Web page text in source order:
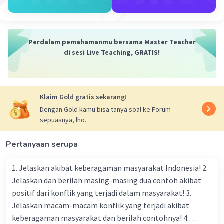
Maafkan saya jika ada kesalahan, terimakasih.
Azza A
Maaf untuk tanda negatif tidak memengaruhi itu
salah yaa
Perdalam pemahamanmu bersama Master Teacher
di sesi Live Teaching, GRATIS!
Klaim Gold gratis sekarang!
Dengan Gold kamu bisa tanya soal ke Forum
sepuasnya, lho.
Pertanyaan serupa
1. Jelaskan akibat keberagaman masyarakat Indonesia! 2.
Jelaskan dan berilah masing-masing dua contoh akibat
positif dari konflik yang terjadi dalam masyarakat! 3.
Jelaskan macam-macam konflik yang terjadi akibat
keberagaman masyarakat dan berilah contohnya! 4.